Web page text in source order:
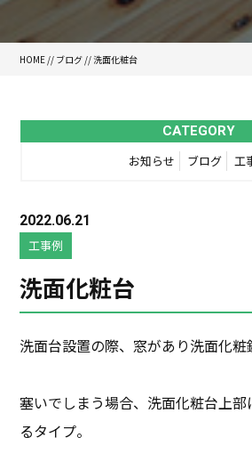
HOME // ブログ // 洗面化粧台
CATEGORY
お知らせ ブログ 工
2022.06.21
工事例
洗面化粧台
洗面台設置の際、窓があり洗面化粧
塞いでしまう場合、洗面化粧台上
るタイプ。